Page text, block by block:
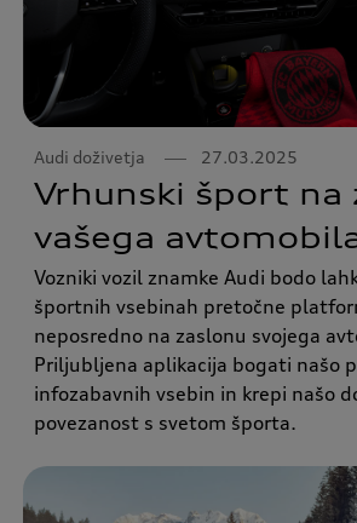
Audi doživetja 27.03.2025
Vrhunski šport na
vašega
Vozniki vozil znamke Audi bodo
športnih vsebinah pretočne
neposredno na zaslonu svojega
Priljubljena aplikacija bogati našo
infozabavnih vsebin in krepi našo
povezanost s svetom športa.